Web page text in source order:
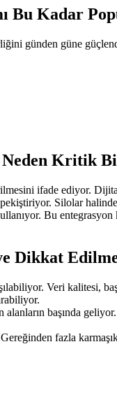
Bu Kadar
günden güne
Kritik
ifade ediyor.
Silolar
Bu
Dikkat
Veri kalitesi,
başında
fazla